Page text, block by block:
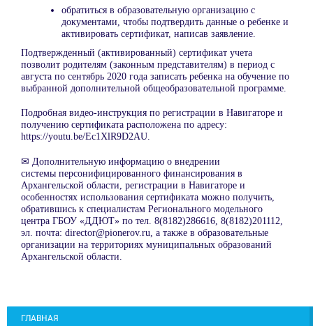
обратиться в образовательную организацию с
документами, чтобы подтвердить данные о ребенке и
активировать сертификат, написав заявление.
Подтвержденный (активированный) сертификат учета
позволит родителям (законным представителям) в период с
августа по сентябрь 2020 года записать ребенка на обучение по
выбранной дополнительной общеобразовательной программе.
Подробная видео-инструкция по регистрации в Навигаторе и
получению сертификата расположена по адресу:
https://youtu.be/Ec1XlR9D2AU.
✉ Дополнительную информацию о внедрении
системы персонифицированного финансирования в
Архангельской области, регистрации в Навигаторе и
особенностях использования сертификата можно получить,
обратившись к специалистам Регионального модельного
центра ГБОУ «ДДЮТ» по тел. 8(8182)286616, 8(8182)201112,
эл. почта: director@pionerov.ru, а также в образовательные
организации на территориях муниципальных образований
Архангельской области.
ГЛАВНАЯ